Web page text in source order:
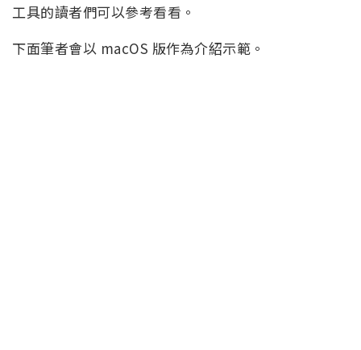
工具的讀者們可以參考看看。
下面筆者會以 macOS 版作為介紹示範。